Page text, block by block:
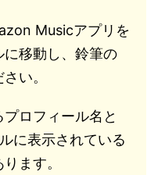
Musicアプリを
に移動し、鈴筆の
い。
ロフィール名と
に表示されている
ます。